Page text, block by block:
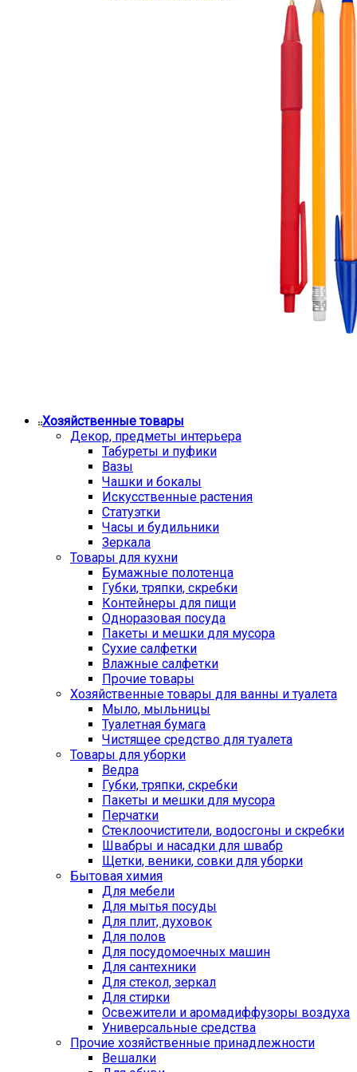
Хозяйственные товары
Декор, предметы интерьера
Табуреты и пуфики
Вазы
Чашки и бокалы
Искусственные растения
Статуэтки
Часы и будильники
Зеркала
Товары для кухни
Бумажные полотенца
Губки, тряпки, скребки
Контейнеры для пищи
Одноразовая посуда
Пакеты и мешки для мусора
Сухие салфетки
Влажные салфетки
Прочие товары
Хозяйственные товары для ванны и туалета
Мыло, мыльницы
Туалетная бумага
Чистящее средство для туалета
Товары для уборки
Ведра
Губки, тряпки, скребки
Пакеты и мешки для мусора
Перчатки
Стеклоочистители, водосгоны и скребки
Швабры и насадки для швабр
Щетки, веники, совки для уборки
Бытовая химия
Для мебели
Для мытья посуды
Для плит, духовок
Для полов
Для посудомоечных машин
Для сантехники
Для стекол, зеркал
Для стирки
Освежители и аромадиффузоры воздуха
Универсальные средства
Прочие хозяйственные принадлежности
Вешалки